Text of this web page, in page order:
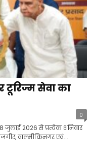
टूरिज्म सेवा का
0
जुलाई 2026 से प्रत्येक शनिवार
वाल्मीकिनगर एवं...